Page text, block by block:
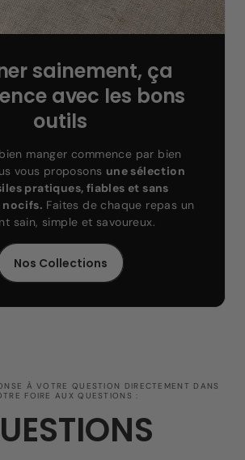
sainement, ça
avec les bons
outils
manger commence par bien
vous proposons une sélection
pratiques, fiables et sans
nocifs. Faites de chaque repas un
sain, simple et savoureux.
Nos Collections
À VOTRE QUESTION DIRECTEMENT DANS
FOIRE AUX QUESTIONS :